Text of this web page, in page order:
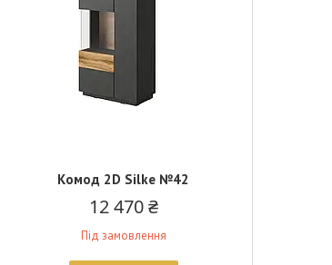
Комод 2D Silke №42
12 470 ₴
Під замовлення